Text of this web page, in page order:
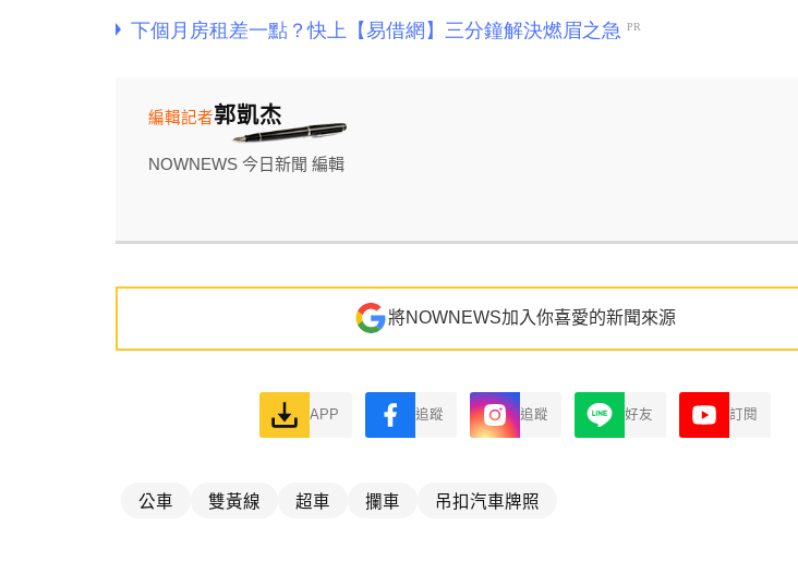
郭凱杰
編輯記者
NOWNEWS 今日新聞 編輯
將NOWNEWS加入你喜愛的新聞來源
APP 追蹤 追蹤 好友 訂閱
公車 雙黃線 超車 攔車 吊扣汽車牌照